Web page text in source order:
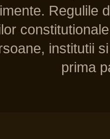
Regulile
institutii
prima